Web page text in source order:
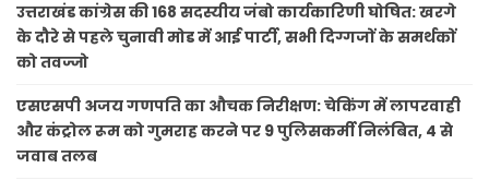
उत्तराखंड कांग्रेस की 168 सदस्यीय जंबो कार्यकारिणी घोषित: खरगे
के दौरे से पहले चुनावी मोड में आई पार्टी, सभी दिग्गजों के समर्थकों
को तवज्जो
एसएसपी अजय गणपति का औचक निरीक्षण: चेकिंग में लापरवाही
और कंट्रोल रूम को गुमराह करने पर 9 पुलिसकर्मी निलंबित, 4 से
जवाब तलब